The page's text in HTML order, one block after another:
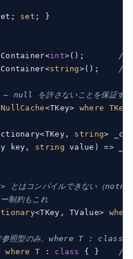
set ; }
Container<int>(); //
Container<string>(); //
を許さないことを保証する
<TKey> where TKey
string>
key, string value)
=>
はコンパイルできない（
約もこれ
<TKey, TValue>
型のみ、where T : class?
where T : class { } //